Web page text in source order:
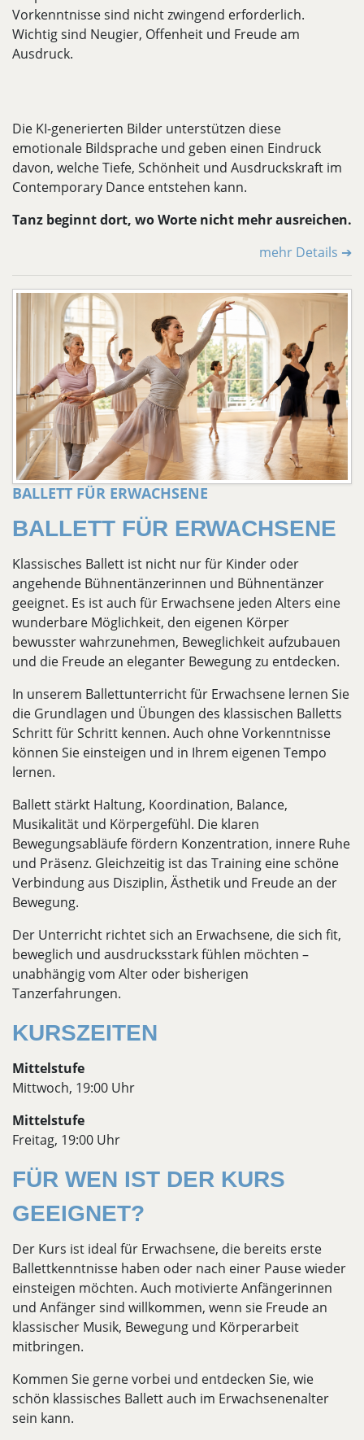
Vorkenntnisse sind nicht zwingend erforderlich.
Wichtig sind Neugier, Offenheit und Freude am
Ausdruck.
Die KI-generierten Bilder unterstützen diese
emotionale Bildsprache und geben einen Eindruck
davon, welche Tiefe, Schönheit und Ausdruckskraft im
Contemporary Dance entstehen kann.
Tanz beginnt dort, wo Worte nicht mehr ausreichen.
mehr Details ➔
BALLETT FÜR ERWACHSENE
BALLETT FÜR ERWACHSENE
Klassisches Ballett ist nicht nur für Kinder oder
angehende Bühnentänzerinnen und Bühnentänzer
geeignet. Es ist auch für Erwachsene jeden Alters eine
wunderbare Möglichkeit, den eigenen Körper
bewusster wahrzunehmen, Beweglichkeit aufzubauen
und die Freude an eleganter Bewegung zu entdecken.
In unserem Ballettunterricht für Erwachsene lernen Sie
die Grundlagen und Übungen des klassischen Balletts
Schritt für Schritt kennen. Auch ohne Vorkenntnisse
können Sie einsteigen und in Ihrem eigenen Tempo
lernen.
Ballett stärkt Haltung, Koordination, Balance,
Musikalität und Körpergefühl. Die klaren
Bewegungsabläufe fördern Konzentration, innere Ruhe
und Präsenz. Gleichzeitig ist das Training eine schöne
Verbindung aus Disziplin, Ästhetik und Freude an der
Bewegung.
Der Unterricht richtet sich an Erwachsene, die sich fit,
beweglich und ausdrucksstark fühlen möchten –
unabhängig vom Alter oder bisherigen
Tanzerfahrungen.
KURSZEITEN
Mittelstufe
Mittwoch, 19:00 Uhr
Mittelstufe
Freitag, 19:00 Uhr
FÜR WEN IST DER KURS
GEEIGNET?
Der Kurs ist ideal für Erwachsene, die bereits erste
Ballettkenntnisse haben oder nach einer Pause wieder
einsteigen möchten. Auch motivierte Anfängerinnen
und Anfänger sind willkommen, wenn sie Freude an
klassischer Musik, Bewegung und Körperarbeit
mitbringen.
Kommen Sie gerne vorbei und entdecken Sie, wie
schön klassisches Ballett auch im Erwachsenenalter
sein kann.